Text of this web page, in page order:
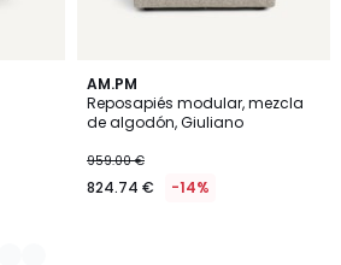
AM.PM
Reposapiés modular, mezcla
de algodón, Giuliano
959.00 €
824.74 € -14%